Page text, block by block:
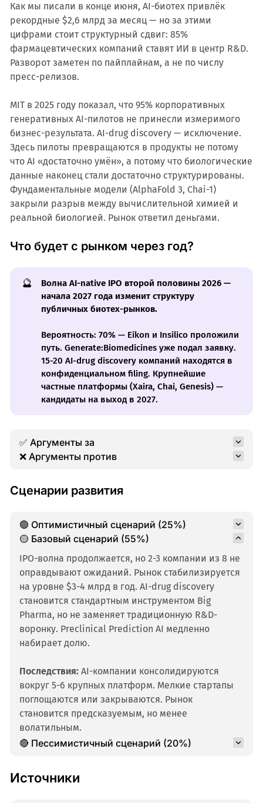
Как мы писали в конце июня, AI-биотех привлёк
рекордные $2,6 млрд за месяц — но за этими
цифрами стоит структурный сдвиг: 85%
фармацевтических компаний ставят ИИ в центр R&D.
Разворот заметен по пайплайнам, а не по числу
пресс-релизов.
MIT в 2025 году показал, что 95% корпоративных
генеративных AI-пилотов не принесли измеримого
бизнес-результата. AI-drug discovery — исключение.
Здесь пилоты превращаются в продукты не потому
что AI «достаточно умён», а потому что биологические
данные наконец стали достаточно структурированы.
Фундаментальные модели (AlphaFold 3, Chai-1)
закрыли разрыв между вычислительной химией и
реальной биологией. Рынок ответил деньгами.
Что будет с рынком через год?
🔮
Волна AI-native IPO второй половины 2026 —
начала 2027 года изменит структуру
публичных биотех-рынков.
Вероятность: 70% — Eikon и Insilico проложили
путь. Generate:Biomedicines уже подал заявку.
15-20 AI-drug discovery компаний находятся в
конфиденциальном filing. Крупнейшие
частные платформы (Xaira, Chai, Genesis) —
кандидаты на выход в 2027.
✅ Аргументы за
❌ Аргументы против
Сценарии развития
🟢 Оптимистичный сценарий (25%)
🟡 Базовый сценарий (55%)
IPO-волна продолжается, но 2-3 компании из 8 не
оправдывают ожиданий. Рынок стабилизируется
на уровне $3-4 млрд в год. AI-drug discovery
становится стандартным инструментом Big
Pharma, но не заменяет традиционную R&D-
воронку. Preclinical Prediction AI медленно
набирает долю.
Последствия:AI-компании консолидируются
вокруг 5-6 крупных платформ. Мелкие стартапы
поглощаются или закрываются. Рынок
становится предсказуемым, но менее
волатильным.
🔴 Пессимистичный сценарий (20%)
Источники